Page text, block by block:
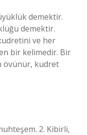
demektir.
demektir.
ve her
bir kelimedir. Bir
övünür, kudret
2. Kibirli,